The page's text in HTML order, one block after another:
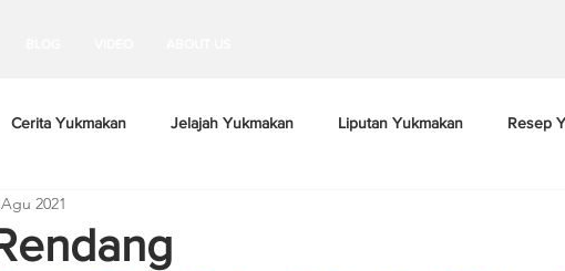
Cerita Yukmakan Jelajah Yukmakan Liputan Yukmakan Resep
2021